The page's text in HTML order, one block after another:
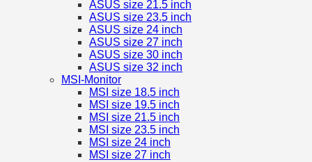
ASUS size 21.5 inch
ASUS size 23.5 inch
ASUS size 24 inch
ASUS size 27 inch
ASUS size 30 inch
ASUS size 32 inch
MSI-Monitor
MSI size 18.5 inch
MSI size 19.5 inch
MSI size 21.5 inch
MSI size 23.5 inch
MSI size 24 inch
MSI size 27 inch